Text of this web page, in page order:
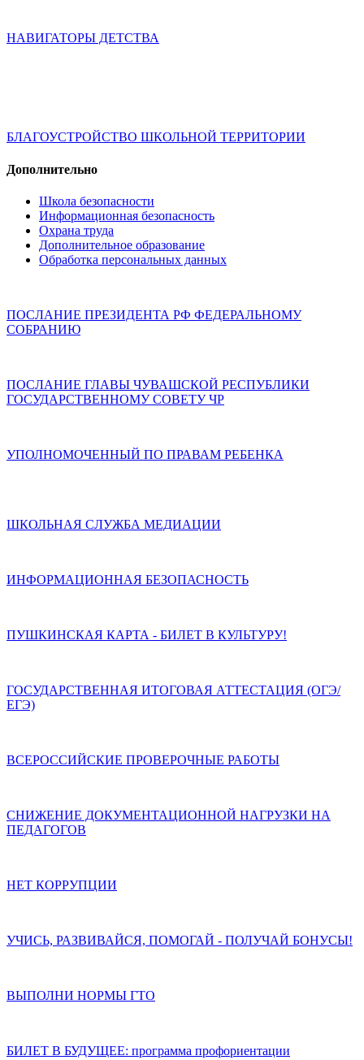
НАВИГАТОРЫ ДЕТСТВА
БЛАГОУСТРОЙСТВО ШКОЛЬНОЙ ТЕРРИТОРИИ
Дополнительно
Школа безопасности
Информационная безопасность
Охрана труда
Дополнительное образование
Обработка персональных данных
ПОСЛАНИЕ ПРЕЗИДЕНТА РФ ФЕДЕРАЛЬНОМУ
СОБРАНИЮ
ПОСЛАНИЕ ГЛАВЫ ЧУВАШСКОЙ РЕСПУБЛИКИ
ГОСУДАРСТВЕННОМУ СОВЕТУ ЧР
УПОЛНОМОЧЕННЫЙ ПО ПРАВАМ РЕБЕНКА
ШКОЛЬНАЯ СЛУЖБА МЕДИАЦИИ
ИНФОРМАЦИОННАЯ БЕЗОПАСНОСТЬ
ПУШКИНСКАЯ КАРТА - БИЛЕТ В КУЛЬТУРУ!
ГОСУДАРСТВЕННАЯ ИТОГОВАЯ АТТЕСТАЦИЯ (ОГЭ/
ЕГЭ)
ВСЕРОССИЙСКИЕ ПРОВЕРОЧНЫЕ РАБОТЫ
СНИЖЕНИЕ ДОКУМЕНТАЦИОННОЙ НАГРУЗКИ НА
ПЕДАГОГОВ
НЕТ КОРРУПЦИИ
УЧИСЬ, РАЗВИВАЙСЯ, ПОМОГАЙ - ПОЛУЧАЙ БОНУСЫ!
ВЫПОЛНИ НОРМЫ ГТО
БИЛЕТ В БУДУЩЕЕ: программа профориентации